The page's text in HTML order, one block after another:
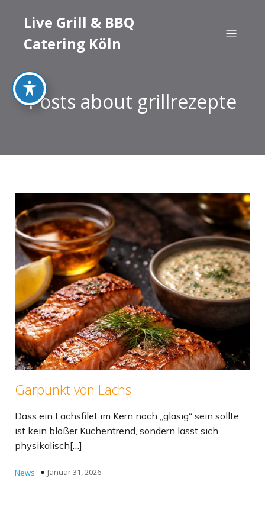
Live Grill & BBQ
Catering Köln
Posts about grillrezepte
Garpunkt von Lachs
Dass ein Lachsfilet im Kern noch „glasig“ sein sollte,
ist kein bloßer Küchentrend, sondern lässt sich
physikalisch[…]
News Januar 31, 2026